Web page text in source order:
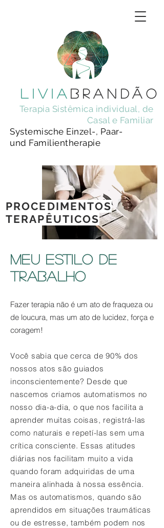
livia brandÃo
Terapia Sistêmica individual, de
Casal e Familiar
Systemische Einzel-, Paar-
und Familientherapie
PROCEDIMENTOS
TERAPÊUTICOS
MEU ESTILO DE
TRABALHO
Fazer terapia não é um ato de fraqueza ou
de loucura, mas um ato de lucidez, força e
coragem!
Você sabia que cerca de 90% dos
nossos atos são guiados
inconscientemente? Desde que
nascemos criamos automatismos no
nosso dia-a-dia, o que nos facilita a
aprender muitas coisas, registrá-las
como naturais e repetí-las sem uma
crítica consciente. Essas atitudes
diárias nos facilitam muito a vida
quando foram adquiridas de uma
maneira alinhada à nossa essência.
Mas os automatismos, quando são
aprendidos em situações traumáticas
ou de estresse, também podem nos